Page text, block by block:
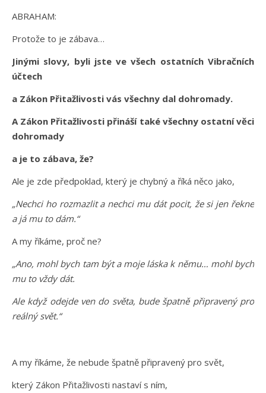
ABRAHAM:
Protože to je zábava…
Jinými slovy, byli jste ve všech ostatních Vibračních
účtech
a Zákon Přitažlivosti vás všechny dal dohromady.
A Zákon Přitažlivosti přináší také všechny ostatní věci
dohromady
a je to zábava, že?
Ale je zde předpoklad, který je chybný a říká něco jako,
„Nechci ho rozmazlit a nechci mu dát pocit, že si jen řekne
a já mu to dám.“
A my říkáme, proč ne?
„Ano, mohl bych tam být a moje láska k němu… mohl bych
mu to vždy dát.
Ale když odejde ven do světa, bude špatně připravený pro
reálný svět.“
A my říkáme, že nebude špatně připravený pro svět,
který Zákon Přitažlivosti nastaví s ním,